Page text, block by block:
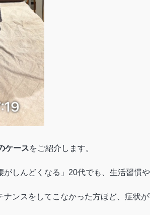
ケースをご紹介します。
しんどくなる」20代でも、生活習慣
ンスをしてこなかった方ほど、症状